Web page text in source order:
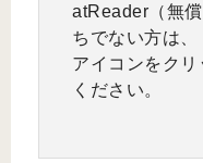
atReader（無
ちでない方は、
アイコンをク
ください。